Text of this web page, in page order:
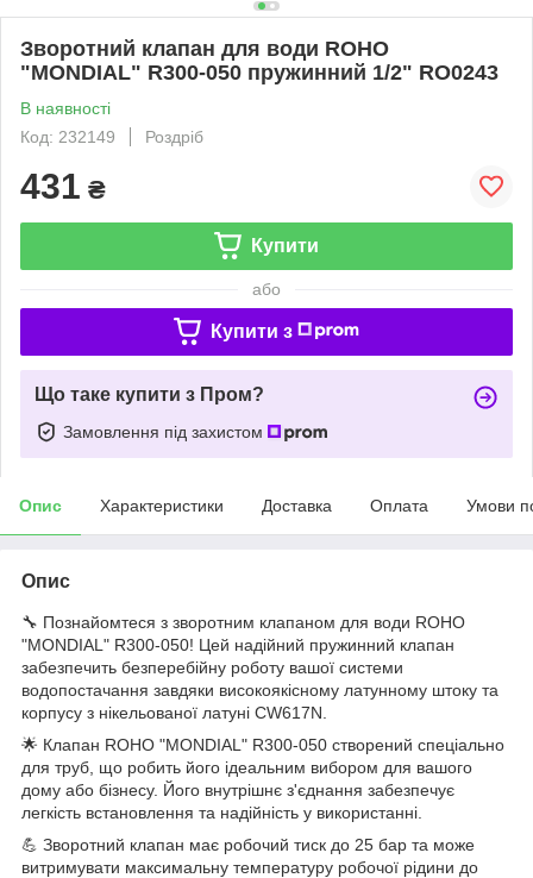
Зворотний клапан для води ROHO
"MONDIAL" R300-050 пружинний 1/2" RO0243
В наявності
Код: 232149
Роздріб
431 ₴
Купити
або
Купити з
Що таке купити з Пром?
Замовлення під захистом
Опис Характеристики Доставка Оплата Умови
Опис
🔧 Познайомтеся з зворотним клапаном для води ROHO
"MONDIAL" R300-050! Цей надійний пружинний клапан
забезпечить безперебійну роботу вашої системи
водопостачання завдяки високоякісному латунному штоку та
корпусу з нікельованої латуні CW617N.
🌟 Клапан ROHO "MONDIAL" R300-050 створений спеціально
для труб, що робить його ідеальним вибором для вашого
дому або бізнесу. Його внутрішнє з'єднання забезпечує
легкість встановлення та надійність у використанні.
💪 Зворотний клапан має робочий тиск до 25 бар та може
витримувати максимальну температуру робочої рідини до